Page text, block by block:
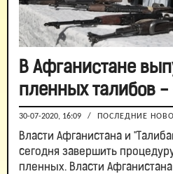
В Афганистане
пленных талибов -
30-07-2020, 16:09 / ПОСЛЕДНИЕ
Власти Афганистана и
сегодня завершить
пленных. Власти